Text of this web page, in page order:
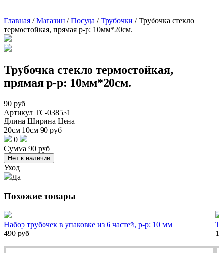
Главная /Магазин /Посуда /Трубочки /Трубочка стекло
термостойкая, прямая р-р: 10мм*20см.
Трубочка стекло термостойкая,
прямая р-р: 10мм*20см.
90 руб
Артикул TC-038531
Длина Ширина Цена
20см 10см 90 руб
0
Сумма 90 руб
Нет в наличии
Уход
Да
Похожие товары
Набор трубочек в упаковке из 6 частей, р-р: 10 мм
490 руб